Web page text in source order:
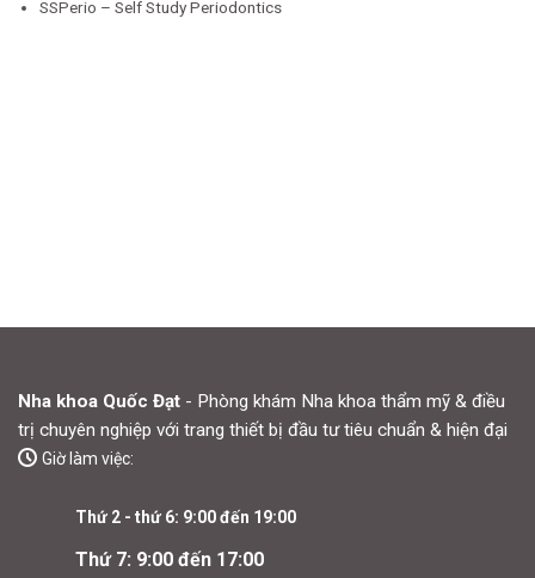
SSPerio – Self Study Periodontics
Nha khoa Quốc Đạt - Phòng khám Nha khoa thẩm mỹ & điều
trị chuyên nghiệp với trang thiết bị đầu tư tiêu chuẩn & hiện đại
Giờ làm việc:
Thứ 2 - thứ 6: 9:00 đến 19:00
Thứ 7: 9:00 đến 17:00